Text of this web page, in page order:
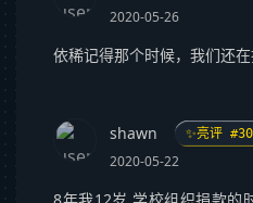
2020-05-26
依稀记得那个时候，我们还
shawn ✨亮评
2020-05-22